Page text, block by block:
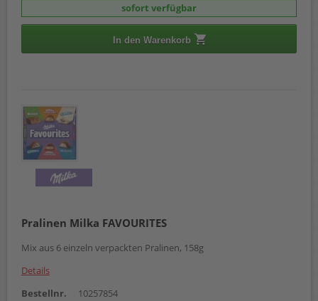
sofort verfügbar
In den Warenkorb
Pralinen Milka FAVOURITES
Mix aus 6 einzeln verpackten Pralinen, 158g
Details
Bestellnr.
10257854